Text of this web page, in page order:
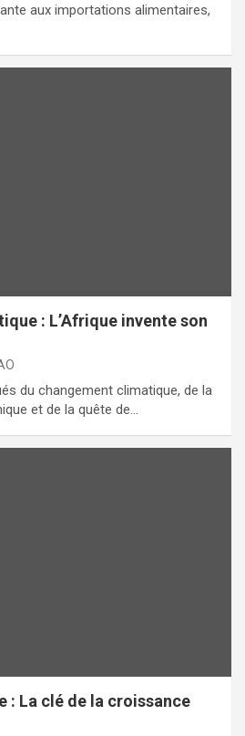
aux importations alimentaires,
: L’Afrique invente son
du changement climatique, de la
et de la quête de…
: La clé de la croissance